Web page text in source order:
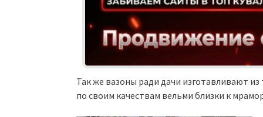
Так же вазоны ради дачи изготавливают
по своим качествам вельми близки к